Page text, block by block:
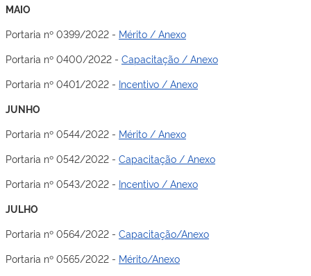
MAIO
Portaria nº 0399/2022 - Mérito / Anexo
Portaria nº 0400/2022 - Capacitação / Anexo
Portaria nº 0401/2022 - Incentivo / Anexo
JUNHO
Portaria nº 0544/2022 - Mérito / Anexo
Portaria nº 0542/2022 - Capacitação / Anexo
Portaria nº 0543/2022 - Incentivo / Anexo
JULHO
Portaria nº 0564/2022 - Capacitação/Anexo
Portaria nº 0565/2022 - Mérito/Anexo